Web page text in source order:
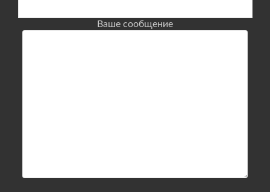
Ваше сообщение